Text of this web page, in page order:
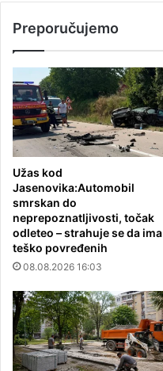
Preporučujemo
Užas kod
Jasenovika:Automobil
smrskan do
neprepoznatljivosti, točak
odleteo – strahuje se da ima
teško povređenih
08.08.2026 16:03